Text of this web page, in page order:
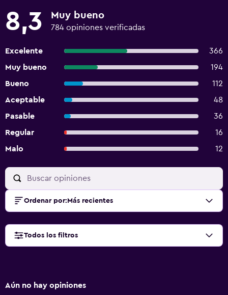
8,3 Muy bueno
784 opiniones verificadas
Excelente
366
Muy bueno
194
Bueno
112
Aceptable
48
Pasable
36
Regular
16
Malo
12
Ordenar por: Más recientes
Todos los filtros
Aún no hay opiniones